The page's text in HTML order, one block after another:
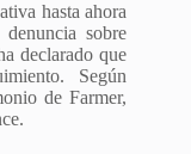
hasta ahora
sobre
declarado que
Según
de Farmer,